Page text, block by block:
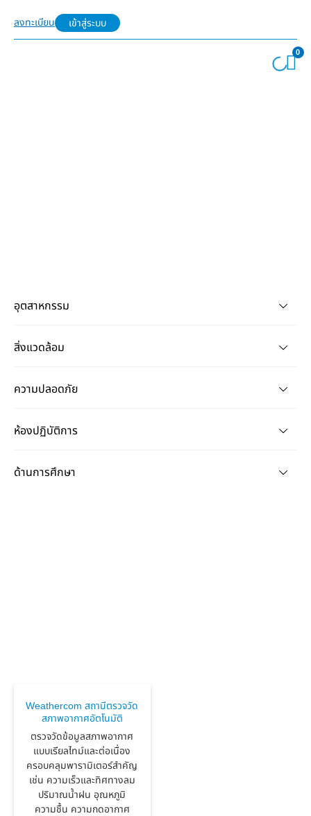
ลงทะเบียน เข้าสู่ระบบ
0
อุตสาหกรรม
สิ่งแวดล้อม
ความปลอดภัย
ห้องปฏิบัติการ
ด้านการศึกษา
Weathercom สถานีตรวจวัด
สภาพอากาศอัตโนมัติ
ตรวจวัดข้อมูลสภาพอากาศ
แบบเรียลไทม์และต่อเนื่อง
ครอบคลุมพารามิเตอร์สำคัญ
เช่น ความเร็วและทิศทางลม
ปริมาณน้ำฝน อุณหภูมิ
ความชื้น ความกดอากาศ